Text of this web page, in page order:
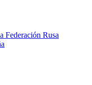
Federación Rusa